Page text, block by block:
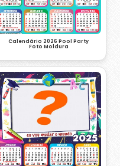
Calendário 2026 Pool Party
Foto Moldura